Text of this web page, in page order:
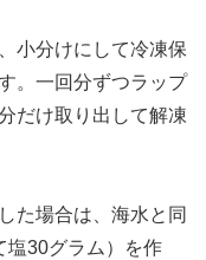
小分けにして冷凍保
。一回分ずつラップ
だけ取り出して解凍
た場合は、海水と同
塩30グラム）を作